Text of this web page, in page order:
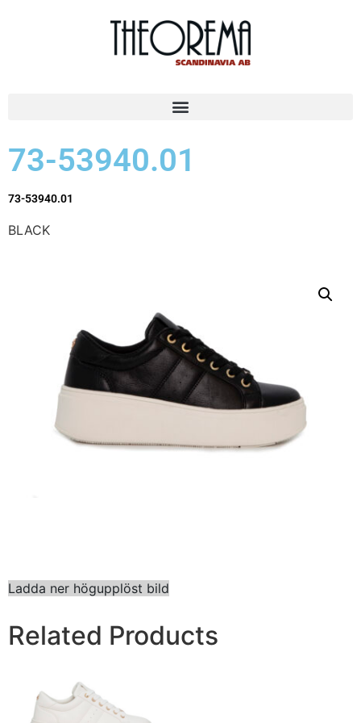
73-53940.01
73-53940.01
BLACK
Ladda ner högupplöst bild
Related Products